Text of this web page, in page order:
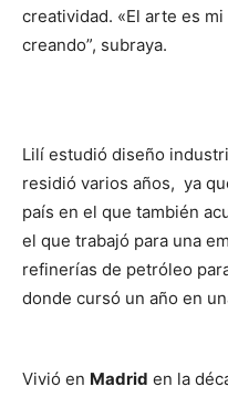
creatividad. «El arte es
creando”, subraya.
Lilí estudió diseño
residió varios años, ya
país en el que también
el que trabajó para una
refinerías de petróleo
donde cursó un año en
Vivió en Madrid en la